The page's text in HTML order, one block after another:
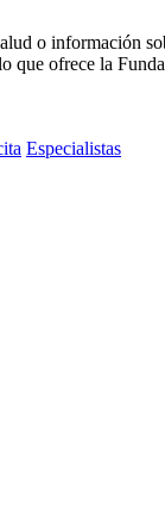
o información
que ofrece la
Especialistas